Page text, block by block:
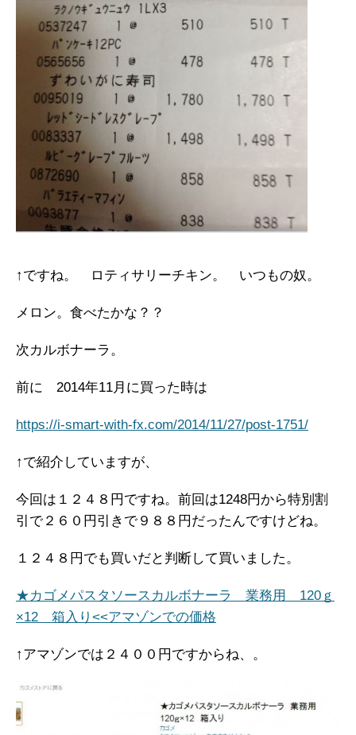
↑ですね。 ロティサリーチキン。 いつもの奴。
メロン。食べたかな？？
次カルボナーラ。
前に 2014年11月に買った時は
https://i-smart-with-fx.com/2014/11/27/post-1751/
↑で紹介していますが、
今回は１２４８円ですね。前回は1248円から特別割
引で２６０円引きで９８８円だったんですけどね。
１２４８円でも買いだと判断して買いました。
★カゴメパスタソースカルボナーラ 業務用 120ｇ
×12 箱入り<<アマゾンでの価格
↑アマゾンでは２４００円ですからね、。